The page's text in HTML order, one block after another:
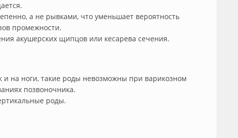
а не рывками, что уменьшает вероятность
промежности.
акушерских щипцов или кесарева сечения.
и на ноги, такие роды невозможны при варикозном
позвоночника.
роды.